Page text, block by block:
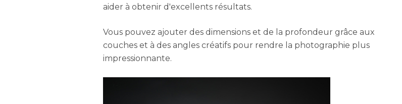
aider à obtenir d'excellents résultats.
Vous pouvez ajouter des dimensions et de la profondeur grâce aux
couches et à des angles créatifs pour rendre la photographie plus
impressionnante.